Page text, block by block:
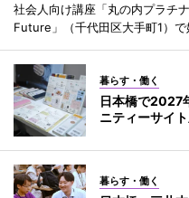
社会人向け講座「丸の内プラチ
Future」（千代田区大手町1）で
暮らす・働く
日本橋で2027
ニティーサイ
暮らす・働く